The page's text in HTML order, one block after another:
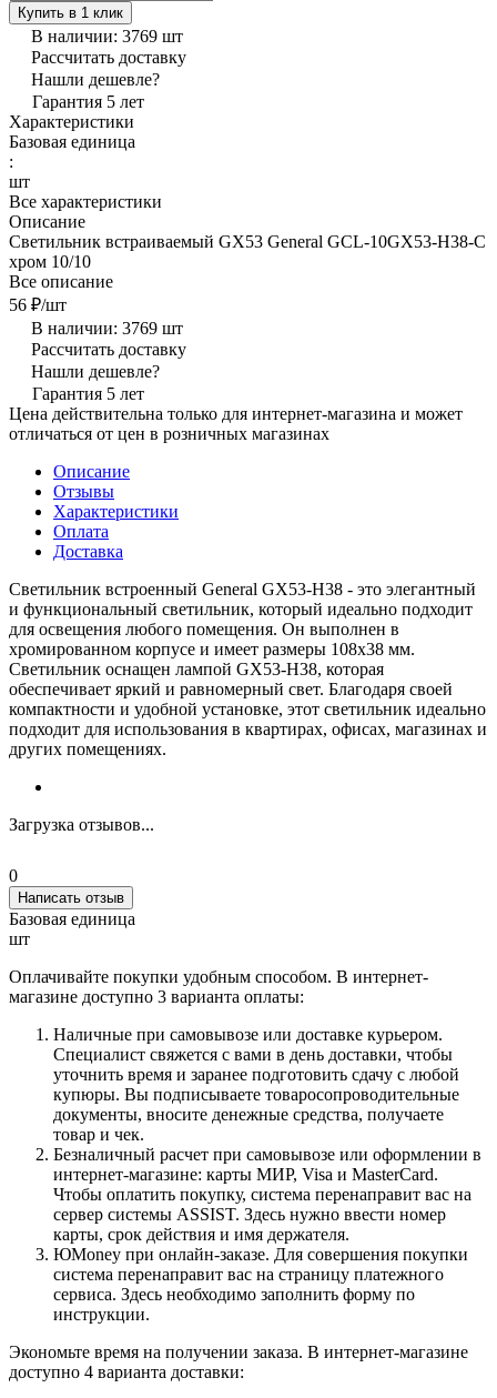
Купить в 1 клик
В наличии: 3769 шт
Рассчитать доставку
Нашли дешевле?
Гарантия 5 лет
Характеристики
Базовая единица
:
шт
Все характеристики
Описание
Cветильник встраиваемый GX53 General GCL-10GX53-H38-C
хром 10/10
Все описание
56 ₽/шт
В наличии: 3769 шт
Рассчитать доставку
Нашли дешевле?
Гарантия 5 лет
Цена действительна только для интернет-магазина и может
отличаться от цен в розничных магазинах
Описание
Отзывы
Характеристики
Оплата
Доставка
Светильник встроенный General GX53-H38 - это элегантный
и функциональный светильник, который идеально подходит
для освещения любого помещения. Он выполнен в
хромированном корпусе и имеет размеры 108х38 мм.
Светильник оснащен лампой GX53-H38, которая
обеспечивает яркий и равномерный свет. Благодаря своей
компактности и удобной установке, этот светильник идеально
подходит для использования в квартирах, офисах, магазинах и
других помещениях.
Загрузка отзывов...
0
Написать отзыв
Базовая единица
шт
Оплачивайте покупки удобным способом. В интернет-
магазине доступно 3 варианта оплаты:
Наличные при самовывозе или доставке курьером.
Специалист свяжется с вами в день доставки, чтобы
уточнить время и заранее подготовить сдачу с любой
купюры. Вы подписываете товаросопроводительные
документы, вносите денежные средства, получаете
товар и чек.
Безналичный расчет при самовывозе или оформлении в
интернет-магазине: карты МИР, Visa и MasterCard.
Чтобы оплатить покупку, система перенаправит вас на
сервер системы ASSIST. Здесь нужно ввести номер
карты, срок действия и имя держателя.
ЮMoney при онлайн-заказе. Для совершения покупки
система перенаправит вас на страницу платежного
сервиса. Здесь необходимо заполнить форму по
инструкции.
Экономьте время на получении заказа. В интернет-магазине
доступно 4 варианта доставки: